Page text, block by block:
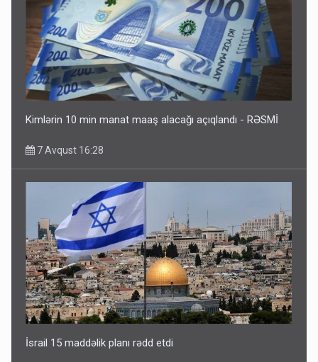
Kimlərin 10 min manat maaş alacağı açıqlandı - RƏSMİ
7 Avqust 16:28
İsrail 15 maddəlik planı rədd etdi